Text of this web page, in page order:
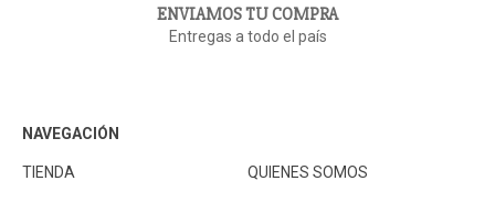
ENVIAMOS TU COMPRA
Entregas a todo el país
NAVEGACIÓN
TIENDA QUIENES SOMOS